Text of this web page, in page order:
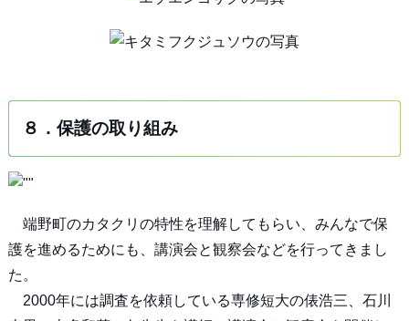
８．保護の取り組み
端野町のカタクリの特性を理解してもらい、みんなで保
護を進めるためにも、講演会と観察会などを行ってきまし
た。
2000年には調査を依頼している専修短大の俵浩三、石川